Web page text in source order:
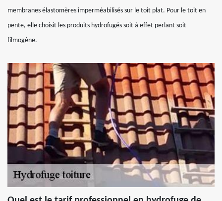
membranes élastomères imperméabilisés sur le toit plat. Pour le toit en
pente, elle choisit les produits hydrofugés soit à effet perlant soit
filmogène.